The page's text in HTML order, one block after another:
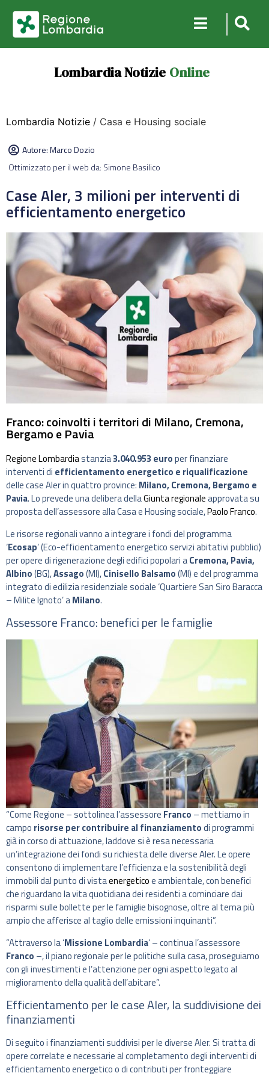
Lombardia Notizie Online
Lombardia Notizie / Casa e Housing sociale
Autore:Marco Dozio
Ottimizzato per il web da: Simone Basilico
Case Aler, 3 milioni per interventi di
efficientamento energetico
Franco: coinvolti i territori di Milano, Cremona,
Bergamo e Pavia
Regione Lombardiastanzia3.040.953 europer finanziare
interventi di efficientamento energetico e riqualificazione
delle case Aler in quattro province: Milano, Cremona, Bergamo e
Pavia. Lo prevede una delibera dellaGiunta regionaleapprovata su
proposta dell’assessore alla Casa e Housing sociale,Paolo Franco.
Le risorse regionali vanno a integrare i fondi del programma
‘Ecosap‘ (Eco-efficientamento energetico servizi abitativi pubblici)
per opere di rigenerazione degli edifici popolari aCremona, Pavia,
Albino(BG),Assago(MI),Cinisello Balsamo(MI) e del programma
integrato di edilizia residenziale sociale ‘Quartiere San Siro Baracca
– Milite Ignoto’ aMilano.
Assessore Franco: benefici per le famiglie
“Come Regione – sottolinea l’assessore Franco – mettiamo in
campo risorse per contribuire al finanziamentodi programmi
già in corso di attuazione, laddove si è resa necessaria
un’integrazione dei fondi su richiesta delle diverse Aler. Le opere
consentono di implementare l’efficienza e la sostenibilità degli
immobili dal punto di vistaenergeticoe ambientale, con benefici
che riguardano la vita quotidiana dei residenti a cominciare dai
risparmi sulle bollette per le famiglie bisognose, oltre al tema più
ampio che afferisce al taglio delle emissioni inquinanti”.
“Attraverso la ‘Missione Lombardia‘ – continua l’assessore
Franco –, il piano regionale per le politiche sulla casa, proseguiamo
con gli investimenti e l’attenzione per ogni aspetto legato al
miglioramento della qualità dell’abitare”.
Efficientamento per le case Aler, la suddivisione dei
finanziamenti
Di seguito i finanziamenti suddivisi per le diverse Aler. Si tratta di
opere correlate e necessarie al completamento degli interventi di
efficientamento energetico o di contributi per fronteggiare